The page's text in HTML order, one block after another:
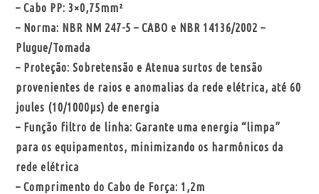
– Cabo PP: 3×0,75mm²
– Norma: NBR NM 247-5 – CABO e NBR 14136/2002 –
Plugue/Tomada
– Proteção: Sobretensão e Atenua surtos de tensão
provenientes de raios e anomalias da rede elétrica, até 60
joules (10/1000µs) de energia
– Função filtro de linha: Garante uma energia “limpa”
para os equipamentos, minimizando os harmônicos da
rede elétrica
– Comprimento do Cabo de Força: 1,2m